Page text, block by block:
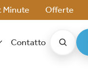
Minute Offerte
Contatto